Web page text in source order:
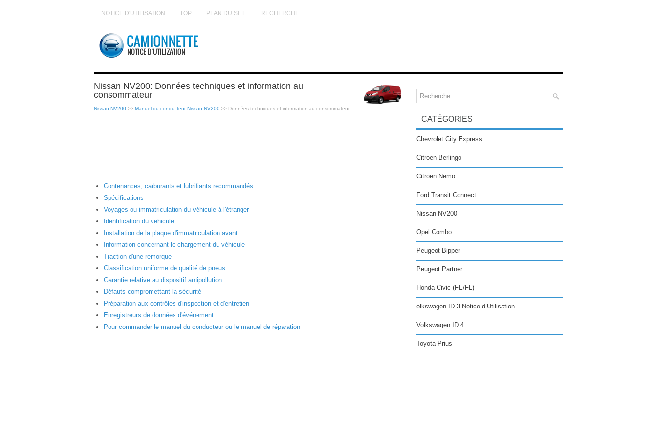
NOTICE D'UTILISATION TOP PLAN DU SITE RECHERCHE
Nissan NV200: Données techniques et information au
consommateur
Nissan NV200 >> Manuel du conducteur Nissan NV200 >> Données techniques et information au consommateur
Contenances, carburants et lubrifiants recommandés
Spécifications
Voyages ou immatriculation du véhicule à l'étranger
Identification du véhicule
Installation de la plaque d'immatriculation avant
Information concernant le chargement du véhicule
Traction d'une remorque
Classification uniforme de qualité de pneus
Garantie relative au dispositif antipollution
Défauts compromettant la sécurité
Préparation aux contrôles d'inspection et d'entretien
Enregistreurs de données d'événement
Pour commander le manuel du conducteur ou le manuel de réparation
CATÉGORIES
Chevrolet City Express
Citroen Berlingo
Citroen Nemo
Ford Transit Connect
Nissan NV200
Opel Combo
Peugeot Bipper
Peugeot Partner
Honda Civic (FE/FL)
olkswagen ID.3 Notice d’Utilisation
Volkswagen ID.4
Toyota Prius